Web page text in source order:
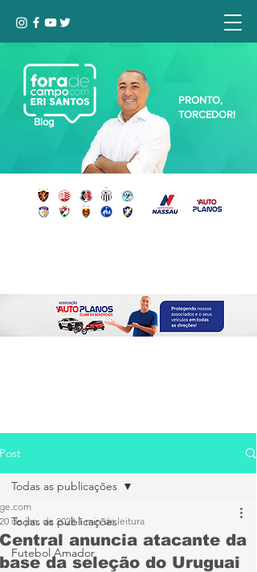
Blog
PRONTO,
TORCEDOR!
Post
Todas as publicações
Futebol Amador
Todas as publicações
Central anuncia atacante da
base da seleção do Uruguai
ge.com
20 de jan. de 2024 1 min de leitura